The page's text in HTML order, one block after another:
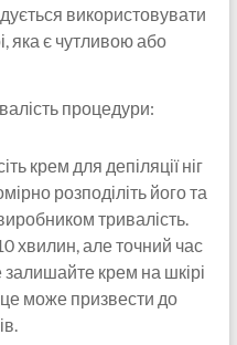
використовувати
яка є чутливою або
процедури:
крем для депіляції ніг
розподіліть його та
тривалість.
хвилин, але точний час
залишайте крем на шкірі
може призвести до